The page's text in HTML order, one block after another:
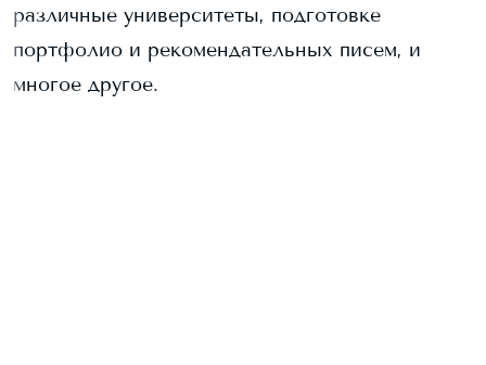
различные университеты, подготовке
портфолио и рекомендательных писем, и
многое другое.